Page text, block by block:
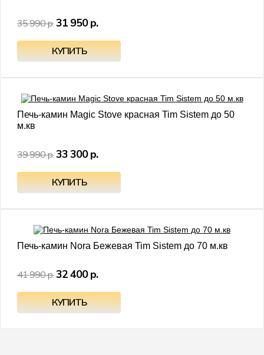
35 990 р.31 950 р.
Печь-камин Magic Stove красная Tim Sistem до 50
м.кв
39 990 р.33 300 р.
Печь-камин Nora Бежевая Tim Sistem до 70 м.кв
41 990 р.32 400 р.